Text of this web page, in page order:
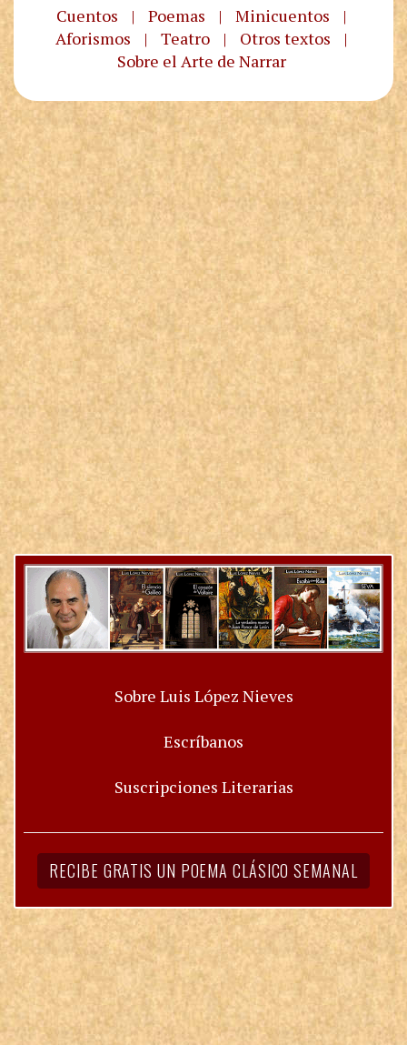
Cuentos | Poemas | Minicuentos
|
Aforismos
| Teatro | Otros textos
|
Sobre el Arte de Narrar
Sobre Luis López Nieves
Escríbanos
Suscripciones Literarias
RECIBE GRATIS UN POEMA CLÁSICO SEMANAL